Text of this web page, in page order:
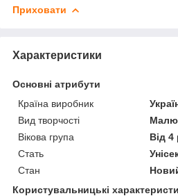
Приховати
Характеристики
Основні атрибути
Країна виробник
Вид творчості
Вікова група
Від 4
Стать
Стан
Користувальницькі